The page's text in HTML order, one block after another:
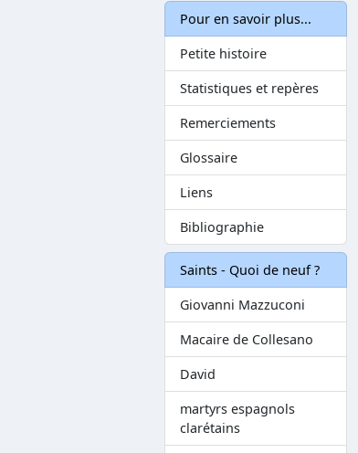
Pour en savoir plus...
Petite histoire
Statistiques et repères
Remerciements
Glossaire
Liens
Bibliographie
Saints - Quoi de neuf ?
Giovanni Mazzuconi
Macaire de Collesano
David
martyrs espagnols
clarétains